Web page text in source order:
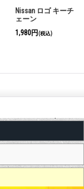
Nissan ロゴ キーチ
ェーン
1,980円 (税込)